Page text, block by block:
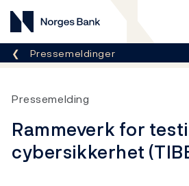
Norges Bank
Her er du nå:
Pressemeldinger
Pressemelding
Rammeverk for
cybersikkerhet